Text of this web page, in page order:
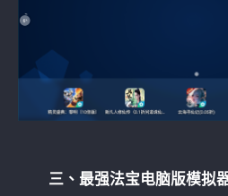
三、最强法宝电脑版模拟